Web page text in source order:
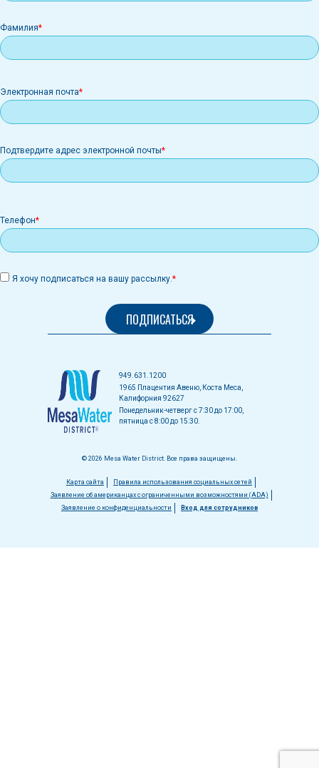
Фамилия
Электронная
почта
Электронная почта
Подтвердите адрес электронной почты
Телефон
Я хочу подписаться на вашу рассылку.
949.631.1200
1965 Плацентия Авеню, Коста Меса,
Калифорния 92627
Понедельник-четверг с 7:30 до 17:00,
пятница с 8:00 до 15:30.
© 2026 Mesa Water District. Все права защищены.
Меню
нижнем
Карта сайта
Правила использования социальных сетей
Заявление об американцах с ограниченными возможностями (ADA)
Заявление о конфиденциальности
Вход для сотрудников